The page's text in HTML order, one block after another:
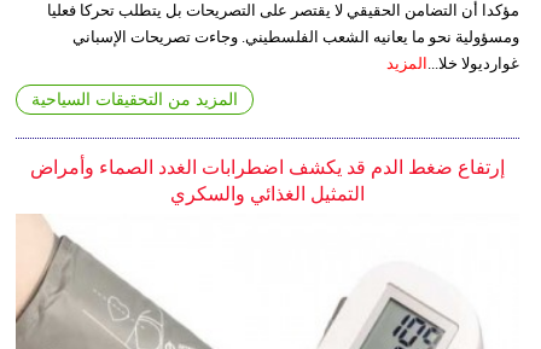
مؤكدا أن التضامن الحقيقي لا يقتصر على التصريحات بل يتطلب تحركا فعليا
ومسؤولية نحو ما يعانيه الشعب الفلسطيني. وجاءت تصريحات الإسباني
غوارديولا خلا... المزيد
المزيد من التحقيقات السياحية
إرتفاع ضغط الدم قد يكشف اضطرابات الغدد الصماء وأمراض
التمثيل الغذائي والسكري